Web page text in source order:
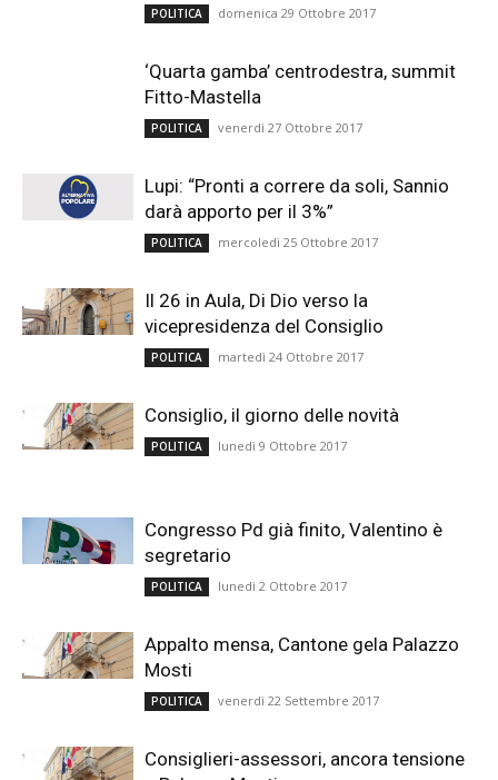
POLITICA domenica 29 Ottobre 2017
‘Quarta gamba’ centrodestra, summit
Fitto-Mastella
POLITICA venerdì 27 Ottobre 2017
Lupi: “Pronti a correre da soli, Sannio
darà apporto per il 3%”
POLITICA mercoledì 25 Ottobre 2017
Il 26 in Aula, Di Dio verso la
vicepresidenza del Consiglio
POLITICA martedì 24 Ottobre 2017
Consiglio, il giorno delle novità
POLITICA lunedì 9 Ottobre 2017
Congresso Pd già finito, Valentino è
segretario
POLITICA lunedì 2 Ottobre 2017
Appalto mensa, Cantone gela Palazzo
Mosti
POLITICA venerdì 22 Settembre 2017
Consiglieri-assessori, ancora tensione